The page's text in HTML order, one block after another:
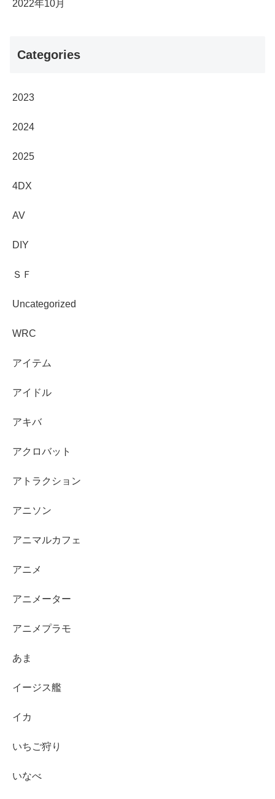
2022年10月
Categories
2023
2024
2025
4DX
AV
DIY
ＳＦ
Uncategorized
WRC
アイテム
アイドル
アキバ
アクロバット
アトラクション
アニソン
アニマルカフェ
アニメ
アニメーター
アニメプラモ
あま
イージス艦
イカ
いちご狩り
いなべ